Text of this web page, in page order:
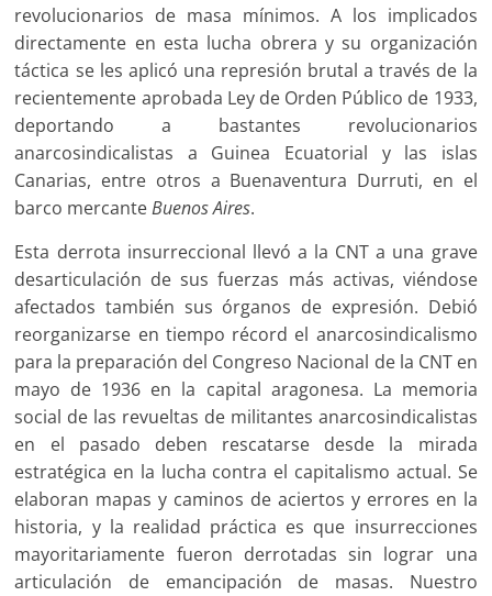
revolucionarios de masa mínimos. A los implicados
directamente en esta lucha obrera y su organización
táctica se les aplicó una represión brutal a través de la
recientemente aprobada Ley de Orden Público de 1933,
deportando a bastantes revolucionarios
anarcosindicalistas a Guinea Ecuatorial y las islas
Canarias, entre otros a Buenaventura Durruti, en el
barco mercanteBuenos Aires.
Esta derrota insurreccional llevó a la CNT a una grave
desarticulación de sus fuerzas más activas, viéndose
afectados también sus órganos de expresión. Debió
reorganizarse en tiempo récord el anarcosindicalismo
para la preparación del Congreso Nacional de la CNT en
mayo de 1936 en la capital aragonesa. La memoria
social de las revueltas de militantes anarcosindicalistas
en el pasado deben rescatarse desde la mirada
estratégica en la lucha contra el capitalismo actual. Se
elaboran mapas y caminos de aciertos y errores en la
historia, y la realidad práctica es que insurrecciones
mayoritariamente fueron derrotadas sin lograr una
articulación de emancipación de masas. Nuestro